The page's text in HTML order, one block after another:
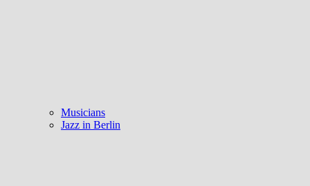
Musicians
Jazz in Berlin